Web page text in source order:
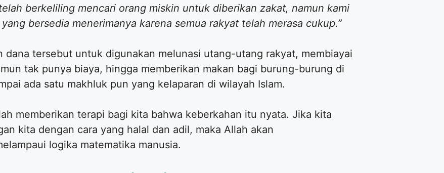
berkeliling mencari orang miskin untuk diberikan zakat, namun kami
bersedia menerimanya karena semua rakyat telah merasa cukup.”
dana tersebut untuk digunakan melunasi utang-utang rakyat, membiayai
tak punya biaya, hingga memberikan makan bagi burung-burung di
ada satu makhluk pun yang kelaparan di wilayah Islam.
memberikan terapi bagi kita bahwa keberkahan itu nyata. Jika kita
kita dengan cara yang halal dan adil, maka Allah akan
logika matematika manusia.